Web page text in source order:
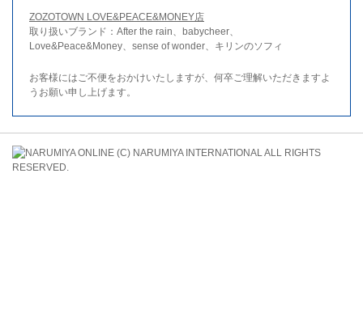
ZOZOTOWN LOVE&PEACE&MONEY店
取り扱いブランド：After the rain、babycheer、
Love&Peace&Money、sense of wonder、キリンのソフィ
お客様にはご不便をおかけいたしますが、何卒ご理解いただきますよ
うお願い申し上げます。